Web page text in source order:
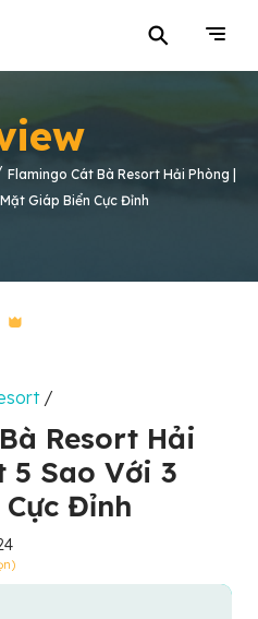
⚲
Flamingo Cát Bà Resort Hải Phòng |
Giáp Biển Cực Đỉnh
/
Resort Hải
5 Sao Với 3
Đỉnh